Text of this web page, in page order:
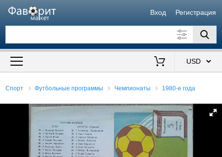
Вход Регистрация
Искать также в описании
Спорт Футбольные программы Чемпионаты 1980-е года